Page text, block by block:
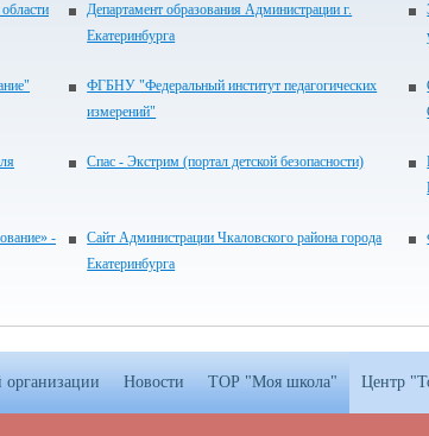
Департамент образования Администрации г.
Екатеринбурга
ФГБНУ "Федеральный институт педагогических
измерений"
Спас - Экстрим (портал детской безопасности)
-
Сайт Администрации Чкаловского района города
Екатеринбурга
организации Новости ТОР "Моя школа" Центр